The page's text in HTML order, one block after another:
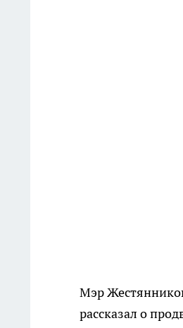
Мэр
рассказал о